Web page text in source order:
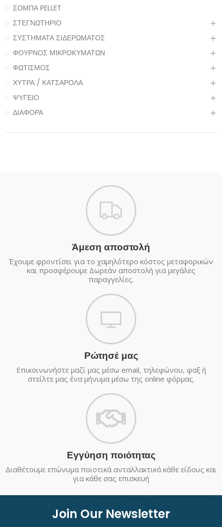
ΣΟΜΠΑ PELLET
ΣΤΕΓΝΩΤΗΡΙΟ
ΣΥΣΤΗΜΑΤΑ ΣΙΔΕΡΩΜΑΤΟΣ
ΦΟΥΡΝΟΣ ΜΙΚΡΟΚΥΜΑΤΩΝ
ΦΩΤΙΣΜΟΣ
ΧΥΤΡΑ / ΚΑΤΣΑΡΟΛΑ
ΨΥΓΕΙΟ
ΔΙΑΦΟΡΑ
Άμεση αποστολή
Έχουμε φροντίσει για το χαμηλότερο κόστος μεταφορικών
και προσφέρουμε Δωρεάν αποστολή για μεγάλες
παραγγελίες.
Ρώτησέ μας
Επικοινωνήστε μαζί μας μέσω email, τηλεφώνου, φαξ ή
στείλτε μας ένα μήνυμα μέσω της online φόρμας.
Εγγύηση ποιότητας
Διαθέτουμε επώνυμα ποιοτικά ανταλλακτικά κάθε είδους και
για κάθε σας επισκευή
Join Our Newsletter